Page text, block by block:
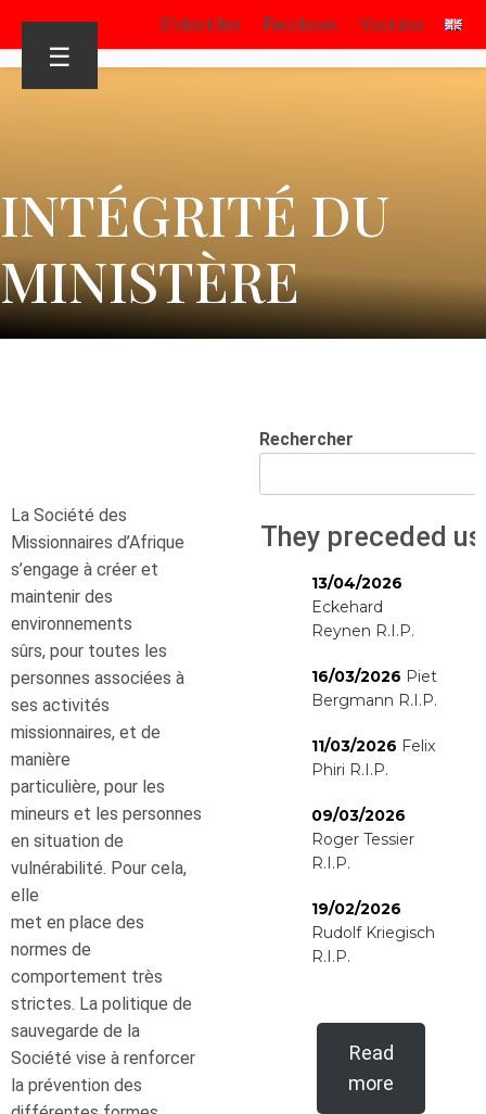
S’identifier Facebook Youtube
☰
INTÉGRITÉ DU
MINISTÈRE
La Société des
Missionnaires d’Afrique
s’engage à créer et
maintenir des
environnements
sûrs, pour toutes les
personnes associées à
ses activités
missionnaires, et de
manière
particulière, pour les
mineurs et les personnes
en situation de
vulnérabilité. Pour cela,
elle
met en place des
normes de
comportement très
strictes. La politique de
sauvegarde de la
Société vise à renforcer
la prévention des
Rechercher
They preceded us
13/04/2026
Eckehard
Reynen R.I.P.
16/03/2026 Piet
Bergmann R.I.P.
11/03/2026 Felix
Phiri R.I.P.
09/03/2026
Roger Tessier
R.I.P.
19/02/2026
Rudolf Kriegisch
R.I.P.
Read
more